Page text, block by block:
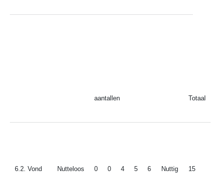
aantallen Totaal
6.2. Vond
Nutteloos 0 0 4 5 6 Nuttig 15